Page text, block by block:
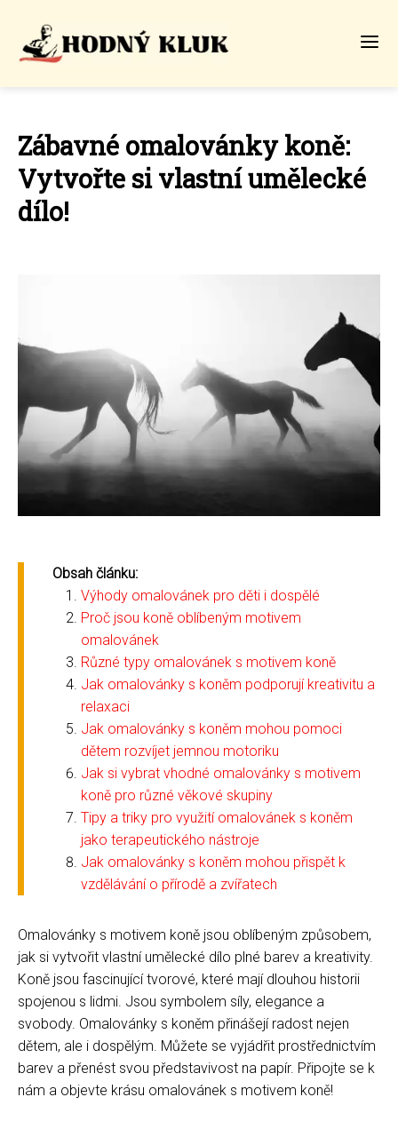
Zábavné omalovánky koně:
Vytvořte si vlastní umělecké
dílo!
Obsah článku:
Výhody omalovánek pro děti i dospělé
Proč jsou koně oblíbeným motivem
omalovánek
Různé typy omalovánek s motivem koně
Jak omalovánky s koněm podporují kreativitu a
relaxaci
Jak omalovánky s koněm mohou pomoci
dětem rozvíjet jemnou motoriku
Jak si vybrat vhodné omalovánky s motivem
koně pro různé věkové skupiny
Tipy a triky pro využití omalovánek s koněm
jako terapeutického nástroje
Jak omalovánky s koněm mohou přispět k
vzdělávání o přírodě a zvířatech
Omalovánky s motivem koně jsou oblíbeným způsobem,
jak si vytvořit vlastní umělecké dílo plné barev a kreativity.
Koně jsou fascinující tvorové, které mají dlouhou historii
spojenou s lidmi. Jsou symbolem síly, elegance a
svobody. Omalovánky s koněm přinášejí radost nejen
dětem, ale i dospělým. Můžete se vyjádřit prostřednictvím
barev a přenést svou představivost na papír. Připojte se k
nám a objevte krásu omalovánek s motivem koně!